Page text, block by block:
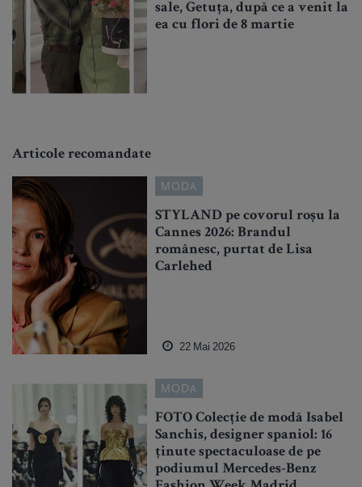
sale, Getuța, după ce a venit la
ea cu flori de 8 martie
Articole recomandate
MODA
STYLAND pe covorul roșu la
Cannes 2026: Brandul
românesc, purtat de Lisa
Carlehed
22 Mai 2026
MODA
FOTO Colecție de modă Isabel
Sanchis, designer spaniol: 16
ținute spectaculoase de pe
podiumul Mercedes-Benz